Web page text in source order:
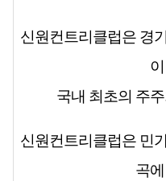
신원컨트리클럽은 경
국내 최초의 주
신원컨트리클럽은 민
곡